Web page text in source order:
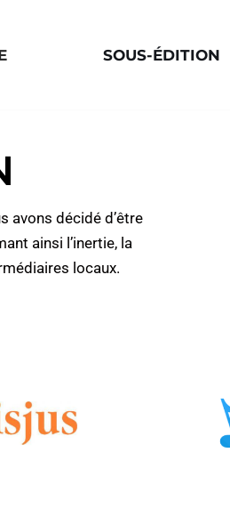
SOUS-ÉDITION
avons décidé d’être
ainsi l’inertie, la
locaux.